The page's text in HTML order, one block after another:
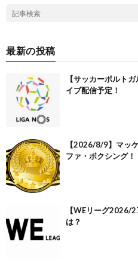
最新の投稿
【サッカーポルト
イブ配信予定！
【2026/8/9】マッ
ファ・ボクシング！
【WEリーグ2026/
は？